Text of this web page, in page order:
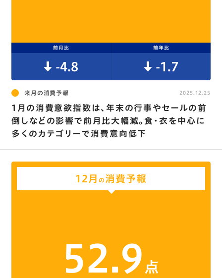
前月比 前年比
-4.8 -1.7
来月の消費予報
1月の消費意欲指数は､年末の行事やセールの前
倒しなどの影響で前月比大幅減。食･衣を中心に
多くのカテゴリーで消費意向低下
2025.12.25
12月の消費予報
52.9 点